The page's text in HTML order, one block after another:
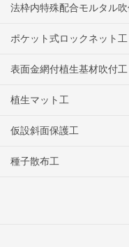
法枠内特殊配合モルタル
ポケット式ロックネット工
表面金網付植生基材吹付工
植生マット工
仮設斜面保護工
種子散布工